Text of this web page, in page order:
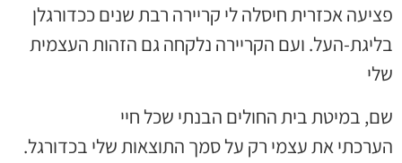
אכזרית חיסלה לי קריירה רבת שנים ככדורגלן
העל. ועם הקריירה נלקחה גם הזהות העצמית
במיטת בית החולים הבנתי שכל חיי
את עצמי רק על סמך התוצאות שלי בכדורגל.